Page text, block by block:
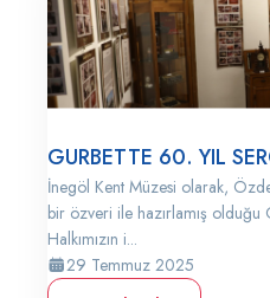
GURBETTE 60. YIL
İnegöl Kent Müzesi olarak,
bir özveri ile hazırlamış olduğu
Halkımızın i...
29 Temmuz 2025